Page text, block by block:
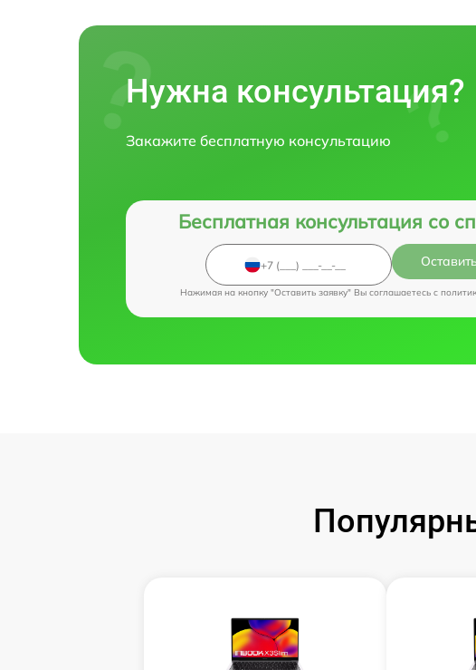
Нужна консультация?
Закажите бесплатную консультацию
Бесплатная консультация со
Нажимая на кнопку "Оставить заявку" Вы соглашаетесь c